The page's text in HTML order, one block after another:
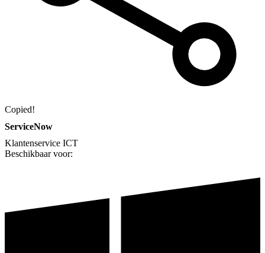
Copied!
ServiceNow
Klantenservice ICT
Beschikbaar voor: